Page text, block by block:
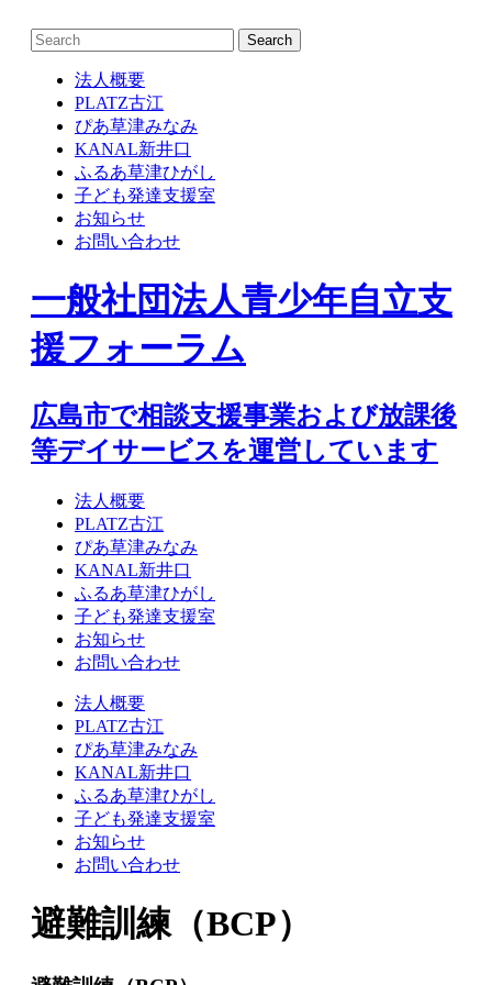
to
content
法人概要
PLATZ古江
ぴあ草津みなみ
KANAL新井口
ふるあ草津ひがし
子ども発達支援室
お知らせ
お問い合わせ
一般社団法人青少年自立支
援フォーラム
広島市で相談支援事業および放課後
等デイサービスを運営しています
法人概要
PLATZ古江
ぴあ草津みなみ
KANAL新井口
ふるあ草津ひがし
子ども発達支援室
お知らせ
お問い合わせ
法人概要
PLATZ古江
ぴあ草津みなみ
KANAL新井口
ふるあ草津ひがし
子ども発達支援室
お知らせ
お問い合わせ
避難訓練（BCP）